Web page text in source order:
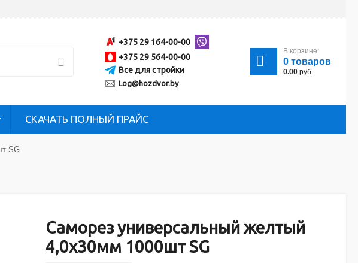
+375 29 164-00-00
+375 29 564-00-00
Все для стройки
Log@hozdvor.by
В корзине:
0 товаров
0.00 руб
СКАЧАТЬ ПОЛНЫЙ ПРАЙС
SG
Саморез универсальный желтый
4,0х30мм 1000шт SG